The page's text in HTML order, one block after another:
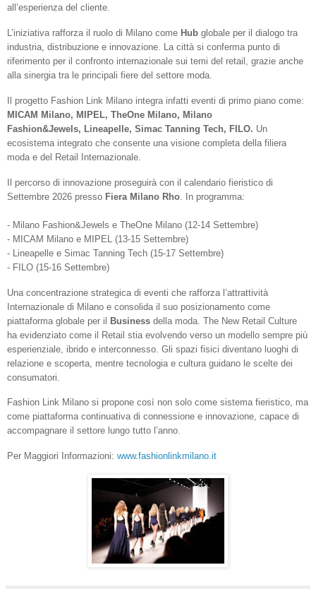
all’esperienza del cliente.
L’iniziativa rafforza il ruolo di Milano come Hub globale per il dialogo tra
industria, distribuzione e innovazione. La città si conferma punto di
riferimento per il confronto internazionale sui temi del retail, grazie anche
alla sinergia tra le principali fiere del settore moda.
Il progetto Fashion Link Milano integra infatti eventi di primo piano come:
MICAM Milano, MIPEL, TheOne Milano, Milano
Fashion&Jewels, Lineapelle, Simac Tanning Tech, FILO. Un
ecosistema integrato che consente una visione completa della filiera
moda e del Retail Internazionale.
Il percorso di innovazione proseguirà con il calendario fieristico di
Settembre 2026 presso Fiera Milano Rho . In programma:
- Milano Fashion&Jewels e TheOne Milano (12-14 Settembre)
- MICAM Milano e MIPEL (13-15 Settembre)
- Lineapelle e Simac Tanning Tech (15-17 Settembre)
- FILO (15-16 Settembre)
Una concentrazione strategica di eventi che rafforza l’attrattività
Internazionale di Milano e consolida il suo posizionamento come
piattaforma globale per il Business della moda. The New Retail Culture
ha evidenziato come il Retail stia evolvendo verso un modello sempre più
esperienziale, ibrido e interconnesso. Gli spazi fisici diventano luoghi di
relazione e scoperta, mentre tecnologia e cultura guidano le scelte dei
consumatori.
Fashion Link Milano si propone così non solo come sistema fieristico, ma
come piattaforma continuativa di connessione e innovazione, capace di
accompagnare il settore lungo tutto l’anno.
Per Maggiori Informazioni: www.fashionlinkmilano.it